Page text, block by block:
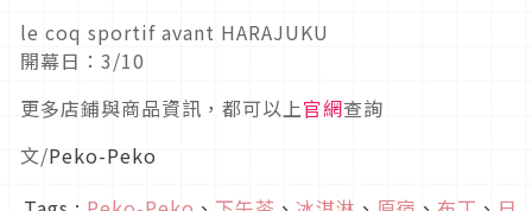
le coq sportif avant HARAJUKU
開幕日：3/10
更多店鋪與商品資訊，都可以上官網查詢
文/Peko-Peko